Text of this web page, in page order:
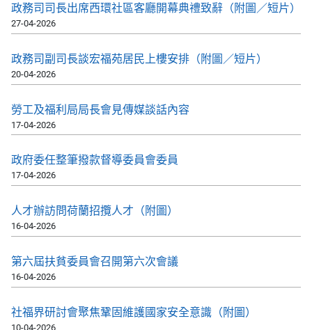
政務司司長出席西環社區客廳開幕典禮致辭（附圖／短片）
27-04-2026
政務司副司長談宏福苑居民上樓安排（附圖／短片）
20-04-2026
勞工及福利局局長會見傳媒談話內容
17-04-2026
政府委任整筆撥款督導委員會委員
17-04-2026
人才辦訪問荷蘭招攬人才（附圖）
16-04-2026
第六屆扶貧委員會召開第六次會議
16-04-2026
社福界研討會聚焦鞏固維護國家安全意識（附圖）
10-04-2026